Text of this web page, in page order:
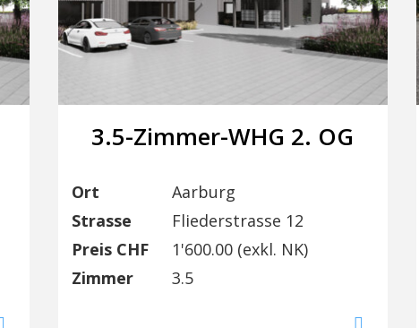
3.5-Zimmer-WHG 2. OG
Ort
Aarburg
Strasse
Fliederstrasse 12
Preis CHF
1'600.00 (exkl. NK)
Zimmer
3.5